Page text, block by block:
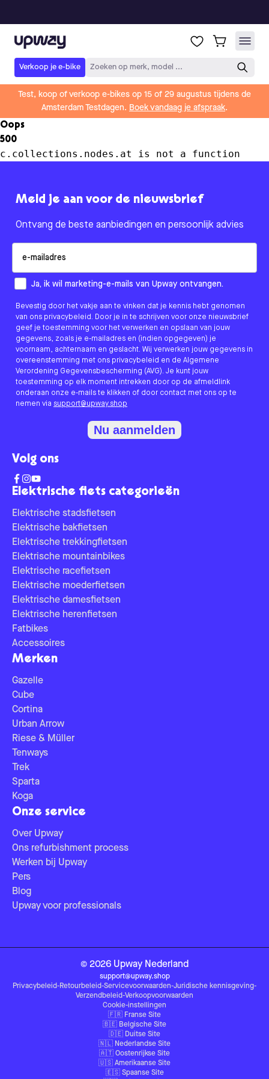
Upway
Verkoop je e-bike Zoeken op merk, model ...
Test, koop of verkoop e-bikes op 15 of 29 augustus tijdens de
Amsterdam Testdagen. Boek vandaag je afspraak.
Oops
500
c.collections.nodes.at is not a function
Elektrische fiets categorieën
Elektrische stadsfietsen
Elektrische bakfietsen
Elektrische trekkingfietsen
Elektrische mountainbikes
Elektrische racefietsen
Elektrische moederfietsen
Elektrische damesfietsen
Elektrische herenfietsen
Fatbikes
Accessoires
Merken
Gazelle
Cube
Cortina
Urban Arrow
Riese & Müller
Tenways
Trek
Sparta
Koga
Onze service
Over Upway
Ons refurbishment process
Werken bij Upway
Pers
Blog
Upway voor professionals
Meld je aan voor de nieuwsbrief
Ontvang de beste aanbiedingen en persoonlijk advies
How would you like to hear from us?
Ja, ik wil marketing-e-mails van Upway ontvangen.
Bevestig door het vakje aan te vinken dat je kennis hebt genomen
van ons privacybeleid. Door je in te schrijven voor onze nieuwsbrief
geef je toestemming voor het verwerken en opslaan van jouw
gegevens, zoals je e-mailadres en (indien opgegeven) je
voornaam, achternaam en geslacht. Wij verwerken jouw gegevens in
overeenstemming met ons privacybeleid en de Algemene
Verordening Gegevensbescherming (AVG). Je kunt jouw
toestemming op elk moment intrekken door op de afmeldlink
onderaan onze e-mails te klikken of door contact met ons op te
nemen via support@upway.shop
Nu aanmelden
Volg ons
© 2026 Upway Nederland
support@upway.shop
Privacybeleid-Retourbeleid-Servicevoorwaarden-Juridische kennisgeving-
Verzendbeleid-Verkoopvoorwaarden
Cookie-instellingen
🇫🇷 Franse Site
🇧🇪 Belgische Site
🇩🇪 Duitse Site
🇳🇱 Nederlandse Site
🇦🇹 Oostenrijkse Site
🇺🇸 Amerikaanse Site
🇪🇸 Spaanse Site